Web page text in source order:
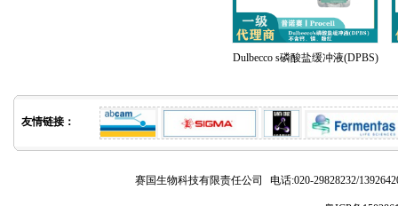
Dulbecco s磷酸盐缓冲液(DPBS)
友情链接：
赛国生物科技有限责任公司 电话:020-29828232/